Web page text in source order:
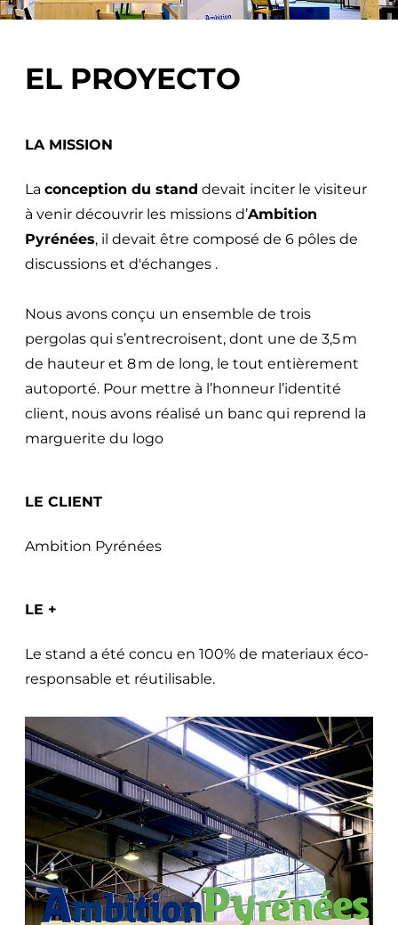
o
EL PROYECTO
LA MISSION
La conception du stand devait inciter le visiteur
à venir découvrir les missions d’Ambition
Pyrénées, il devait être composé de 6 pôles de
discussions et d'échanges .
Nous avons conçu un ensemble de trois
pergolas qui s’entrecroisent, dont une de 3,5 m
de hauteur et 8 m de long, le tout entièrement
autoporté. Pour mettre à l’honneur l’identité
client, nous avons réalisé un banc qui reprend la
marguerite du logo
LE CLIENT
Ambition Pyrénées
LE +
Le stand a été concu en 100% de materiaux éco-
responsable et réutilisable.